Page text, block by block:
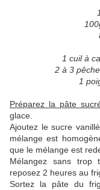
1 cuil à
2 à 3
1
Préparez la pâte
glace.
Ajoutez le sucre
mélange est
que le mélange est
Mélangez sans trop
reposez 2 heures au
Sortez la pâte du